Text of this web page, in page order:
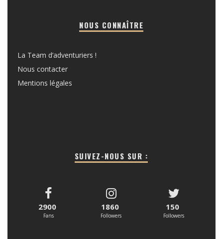
NOUS CONNAÎTRE
La Team d’adventuriers !
Nous contacter
Mentions légales
SUIVEZ-NOUS SUR :
2900
Fans
1860
Followers
150
Followers